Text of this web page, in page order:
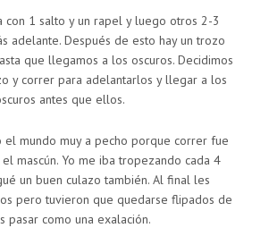
con 1 salto y un rapel y luego otros 2-3
adelante. Después de esto hay un trozo
que llegamos a los oscuros. Decidimos
y correr para adelantarlos y llegar a los
antes que ellos.
el mundo muy a pecho porque correr fue
mascún. Yo me iba tropezando cada 4
un buen culazo también. Al final les
pero tuvieron que quedarse flipados de
pasar como una exalación.